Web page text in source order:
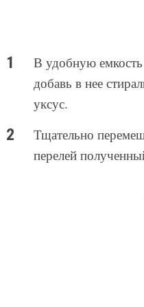
В удобную
добавь в нее
уксус.
Тщательно
перелей